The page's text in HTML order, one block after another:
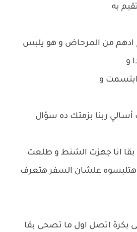
به
من المرحاض و هو يلبس
و
ابتسمت و
ربنا بزمتك ده سؤال
انا جهزت الشنط و طلعت
هتلبسوه علشان السفر هتعرف
بكرة اتصل اول ما تصحى بقا